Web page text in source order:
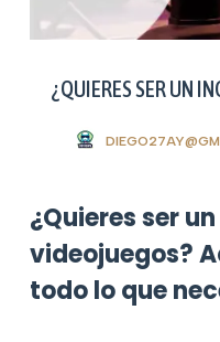
¿QUIERES SER UN
¿Quieres ser
videojuegos?
todo lo que